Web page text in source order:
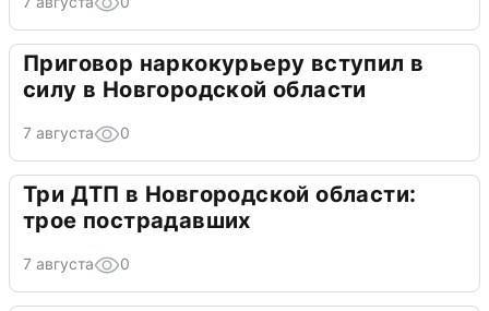
Приговор наркокурьеру вступил в
силу в Новгородской области
7 августа 0
Три ДТП в Новгородской области:
трое пострадавших
7 августа 0